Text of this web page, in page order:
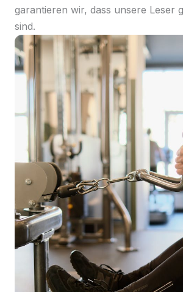
garantieren wir, dass unsere Leser
sind.